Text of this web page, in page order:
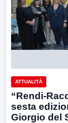
ATTUALITÀ
“Rendi-
sesta
Giorgio del